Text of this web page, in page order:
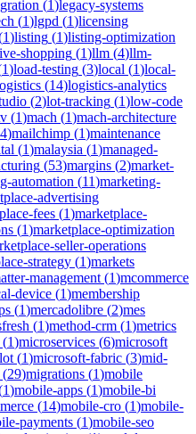
(1)legacy-systems
(1)lgpd (1)licensing
1)listing (1)listing-optimization
shopping (1)llm (4)llm-
1)load-testing (3)local (1)local-
(14)logistics-analytics
(2)lot-tracking (1)low-code
(1)mach (1)mach-architecture
4)mailchimp (1)maintenance
(1)malaysia (1)managed-
(53)margins (2)market-
automation (11)marketing-
advertising
fees (1)marketplace-
(1)marketplace-optimization
seller-operations
strategy (1)markets
management (1)mcommerce
device (1)membership
(1)mercadolibre (2)mes
(1)method-crm (1)metrics
(1)microservices (6)microsoft
(1)microsoft-fabric (3)mid-
(29)migrations (1)mobile
1)mobile-apps (1)mobile-bi
(14)mobile-cro (1)mobile-
payments (1)mobile-seo